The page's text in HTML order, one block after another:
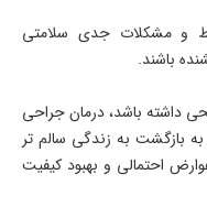
و مشکلات جدی سلامتی
باشند.
داشته باشد، درمان جراحی
به بازگشت به زندگی سالم تر
احتمالی و بهبود کیفیت